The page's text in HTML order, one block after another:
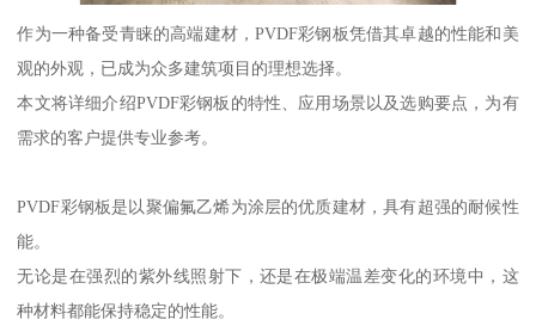
作为一种备受青睐的高端建材，PVDF彩钢板凭借其卓越的性能和美
观的外观，已成为众多建筑项目的理想选择。
本文将详细介绍PVDF彩钢板的特性、应用场景以及选购要点，为有
需求的客户提供专业参考。
PVDF彩钢板是以聚偏氟乙烯为涂层的优质建材，具有超强的耐候性
能。
无论是在强烈的紫外线照射下，还是在极端温差变化的环境中，这
种材料都能保持稳定的性能。